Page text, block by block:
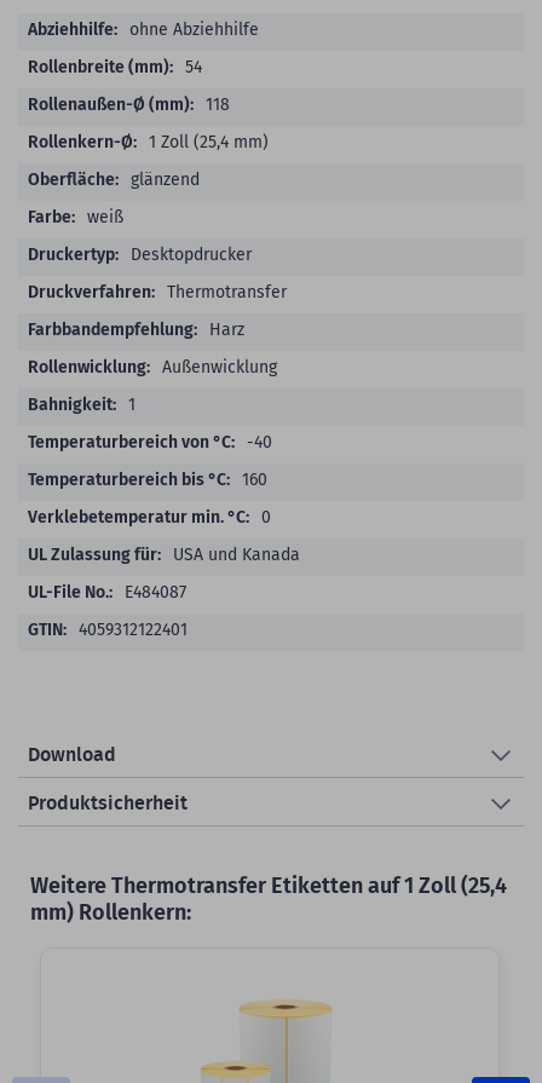
ohne Abziehhilfe
54
118
1 Zoll (25,4 mm)
glänzend
weiß
Desktopdrucker
Thermotransfer
Harz
Außenwicklung
1
-40
160
0
USA und Kanada
E484087
4059312122401
Download
Produktsicherheit
Weitere Thermotransfer Etiketten auf 1 Zoll (25,4
mm) Rollenkern: